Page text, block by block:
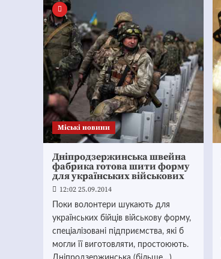
Mіські новини
Дніпродзержинська швейна
фабрика готова шити форму
для українських військових
12:02 25.09.2014
Поки волонтери шукають для
українських бійців військову форму,
спеціалізовані підприємства, які б
могли її виготовляти, простоюють.